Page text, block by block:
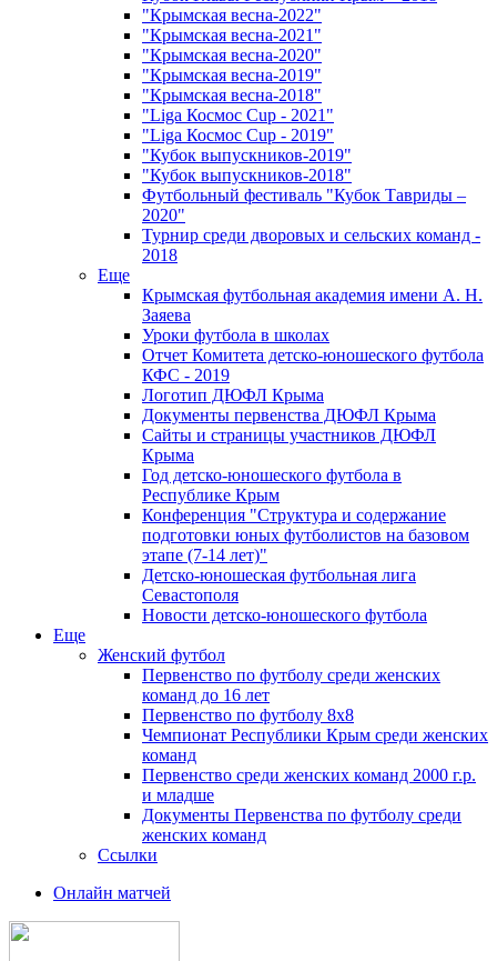
"Крымская весна-2022"
"Крымская весна-2021"
"Крымская весна-2020"
"Крымская весна-2019"
"Крымская весна-2018"
"Liga Космос Cup - 2021"
"Liga Космос Cup - 2019"
"Кубок выпускников-2019"
"Кубок выпускников-2018"
Футбольный фестиваль "Кубок Тавриды –
2020"
Турнир среди дворовых и сельских команд -
2018
Еще
Крымская футбольная академия имени А. Н.
Заяева
Уроки футбола в школах
Отчет Комитета детско-юношеского футбола
КФС - 2019
Логотип ДЮФЛ Крыма
Документы первенства ДЮФЛ Крыма
Сайты и страницы участников ДЮФЛ
Крыма
Год детско-юношеского футбола в
Республике Крым
Конференция "Структура и содержание
подготовки юных футболистов на базовом
этапе (7-14 лет)"
Детско-юношеская футбольная лига
Севастополя
Новости детско-юношеского футбола
Еще
Женский футбол
Первенство по футболу среди женских
команд до 16 лет
Первенство по футболу 8х8
Чемпионат Республики Крым среди женских
команд
Первенство среди женских команд 2000 г.р.
и младше
Документы Первенства по футболу среди
женских команд
Ссылки
Онлайн матчей